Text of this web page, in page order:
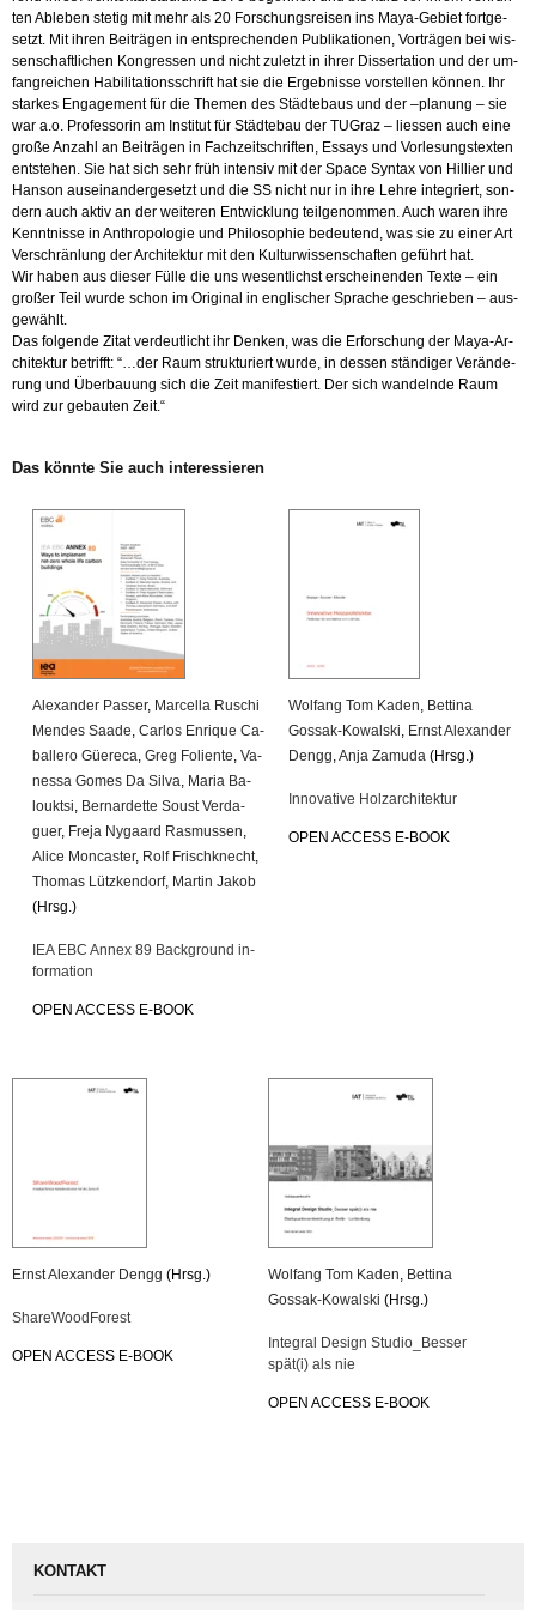
ten Ab­le­ben ste­tig mit mehr als 20 For­schungs­rei­sen ins Ma­ya-Ge­biet fort­ge­
setzt. Mit ihren Bei­trä­gen in ent­spre­chen­den Pu­bli­ka­tio­nen, Vor­trä­gen bei wis­
sen­schaft­li­chen Kon­gres­sen und nicht zu­letzt in ihrer Dis­ser­ta­ti­on und der um­
fang­rei­chen Ha­bi­li­ta­ti­ons­schrift hat sie die Er­geb­nis­se vor­stel­len kön­nen. Ihr
star­kes En­ga­ge­ment für die The­men des Städ­te­baus und der –pla­nung – sie
war a.o. Pro­fes­so­rin am In­sti­tut für Städ­te­bau der TU­Graz – lies­sen auch eine
große An­zahl an Bei­trä­gen in Fach­zeit­schrif­ten, Es­says und Vor­le­sungs­tex­ten
ent­ste­hen. Sie hat sich sehr früh in­ten­siv mit der Space Syn­tax von Hil­lier und
Han­son aus­ein­an­der­ge­setzt und die SS nicht nur in ihre Lehre in­te­griert, son­
dern auch aktiv an der wei­te­ren Ent­wick­lung teil­ge­nom­men. Auch waren ihre
Kennt­nis­se in An­thro­po­lo­gie und Phi­lo­so­phie be­deu­tend, was sie zu einer Art
Ver­schrän­lung der Ar­chi­tek­tur mit den Kul­tur­wis­sen­schaf­ten ge­führt hat.
Wir haben aus die­ser Fülle die uns we­sent­lichst er­schei­nen­den Texte – ein
gro­ßer Teil wurde schon im Ori­gi­nal in eng­li­scher Spra­che ge­schrie­ben – aus­
ge­wählt.
Das fol­gen­de Zitat ver­deut­licht ihr Den­ken, was die Er­for­schung der Ma­ya-Ar­
chi­tek­tur be­trifft: “…der Raum struk­tu­riert wurde, in des­sen stän­di­ger Ver­än­de­
rung und Über­bau­ung sich die Zeit ma­ni­fes­tiert. Der sich wan­deln­de Raum
wird zur ge­bau­ten Zeit.“
Das könn­te Sie auch in­ter­es­sie­ren
Alex­an­der Pas­ser, Mar­cel­la Ru­schi
Men­des Saade,Car­los En­ri­que Ca­
bal­le­ro Güe­re­ca,Greg Fo­li­en­te,Va­
nes­sa Gomes Da Silva, Maria Ba­
loukt­si, Ber­nar­det­te Soust Ver­da­
guer, Freja Ny­gaard Ras­mus­sen,
Alice Mon­cas­ter, Rolf Frisch­knecht,
Tho­mas Lütz­ken­dorf, Mar­tin Jakob
(Hrsg.)
IEA EBC Annex 89 Back­ground in­
for­ma­ti­on
OPEN AC­CESS E-BOOK
Wolfang Tom Kaden, Bet­ti­na
Gossak-Ko­wal­ski, Ernst Alex­an­der
Dengg,Anja Za­mu­da (Hrsg.)
In­no­va­ti­ve Holz­ar­chi­tek­tur
OPEN AC­CESS E-BOOK
Ernst Alex­an­der Dengg (Hrsg.)
Share­Wood­Fo­rest
OPEN AC­CESS E-BOOK
Wolfang Tom Kaden, Bet­ti­na
Gossak-Ko­wal­ski (Hrsg.)
In­te­gral De­sign Stu­di­o_­Bes­ser
spät(i) als nie
OPEN AC­CESS E-BOOK
KONTAKT